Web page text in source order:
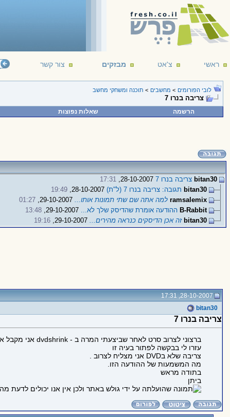
ראשי צ'אט מבזקים צור קשר
לובי הפורומים > מחשבים > תוכנה ומשחקי מחשב
צריבה בנרו 7
הרשמה שאלות נפוצות
bitan30 צריבה בנרו 7 28-10-2007,
17:31
bitan30 תגובה: צריבה בנרו 7 (ל"ת) 28-10-2007,
19:49
ramsalemix למה אתה שם שתי תמונות אותו...29-10-2007,
01:27
B-Rabbit ההודעה אומרת שהדיסק שלך לא...
13:48
bitan30 זה אכן הדיסקים כנראה מהירים...29-10-2007,
19:16
28-10-2007, 17:31
bitan30
צריבה בנרו 7
ברצוני לצרוב סרט לאחר שביצעתי המרה ב - dvdshrink אני מקבל את ההודעה הזו (מצורף)
עזרו לי בבקשה לפתור בעיה זו
צריבה שלא בDVD אני מצליח לצרוב .
מה המשמעות של ההודעה הזו.
בתודה מראש
ביתן